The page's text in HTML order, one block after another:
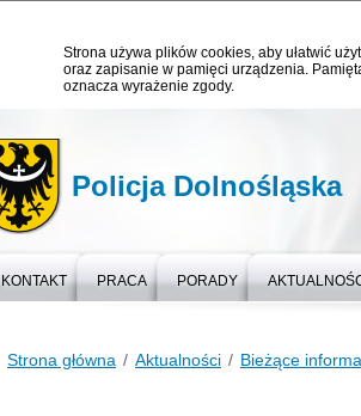
Strona używa plików cookies, aby ułatwić
oraz zapisanie w pamięci urządzenia.
oznacza wyrażenie zgody.
Policja Dolnośląska
KONTAKT PRACA PORADY
Strona główna Aktualności Bieżące